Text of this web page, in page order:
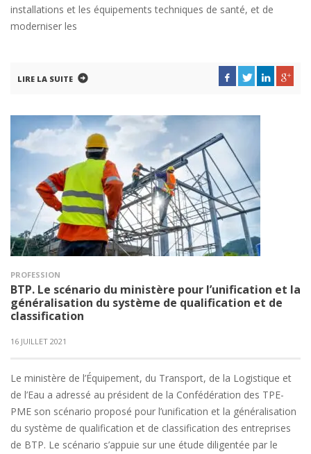
installations et les équipements techniques de santé, et de
moderniser les
LIRE LA SUITE
PROFESSION
BTP. Le scénario du ministère pour l’unification et la
généralisation du système de qualification et de
classification
16 JUILLET 2021
Le ministère de l’Équipement, du Transport, de la Logistique et
de l’Eau a adressé au président de la Confédération des TPE-
PME son scénario proposé pour l’unification et la généralisation
du système de qualification et de classification des entreprises
de BTP. Le scénario s’appuie sur une étude diligentée par le